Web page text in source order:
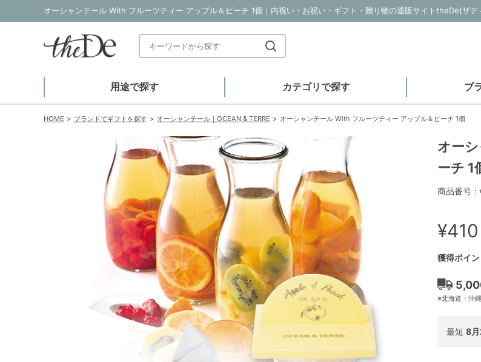
オーシャンテール With フルーツティー アップル＆ピーチ 1個｜内祝い・お祝い・ギフト・贈り物の通販サイトtheDe(ザデ
用途で探す カテゴリで探す ブ
HOME ブランドでギフトを探す オーシャンテール｜OCEAN & TERRE オーシャンテール With フルーツティー アップル＆ピーチ 1個
オー
ーチ 1
商品番号
¥410
獲得ポイ
※北海道・沖
最短 8月